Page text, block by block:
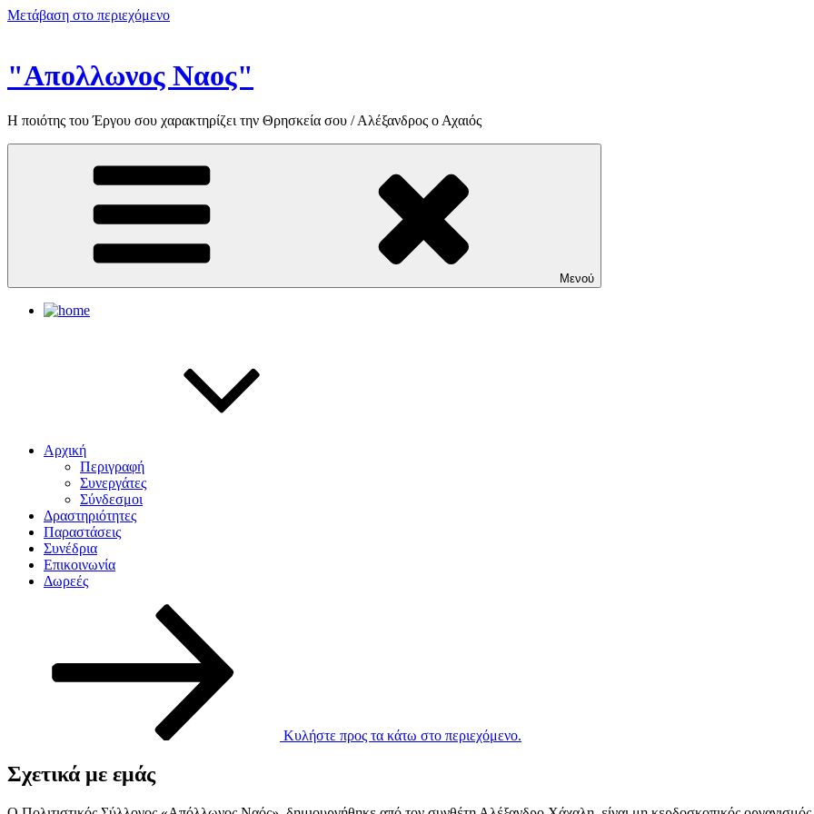
Μετάβαση στο περιεχόμενο
"Απολλωνος Ναος"
Η ποιότης του Έργου σου χαρακτηρίζει την Θρησκεία σου / Αλέξανδρος ο Αχαιός
Μενού
Αρχική
Περιγραφή
Συνεργάτες
Σύνδεσμοι
Δραστηριότητες
Παραστάσεις
Συνέδρια
Επικοινωνία
Δωρεές
Κυλήστε προς τα κάτω στο περιεχόμενο.
Σχετικά με εμάς